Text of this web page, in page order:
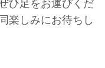
ひ足をお運びくだ
楽しみにお待ちし